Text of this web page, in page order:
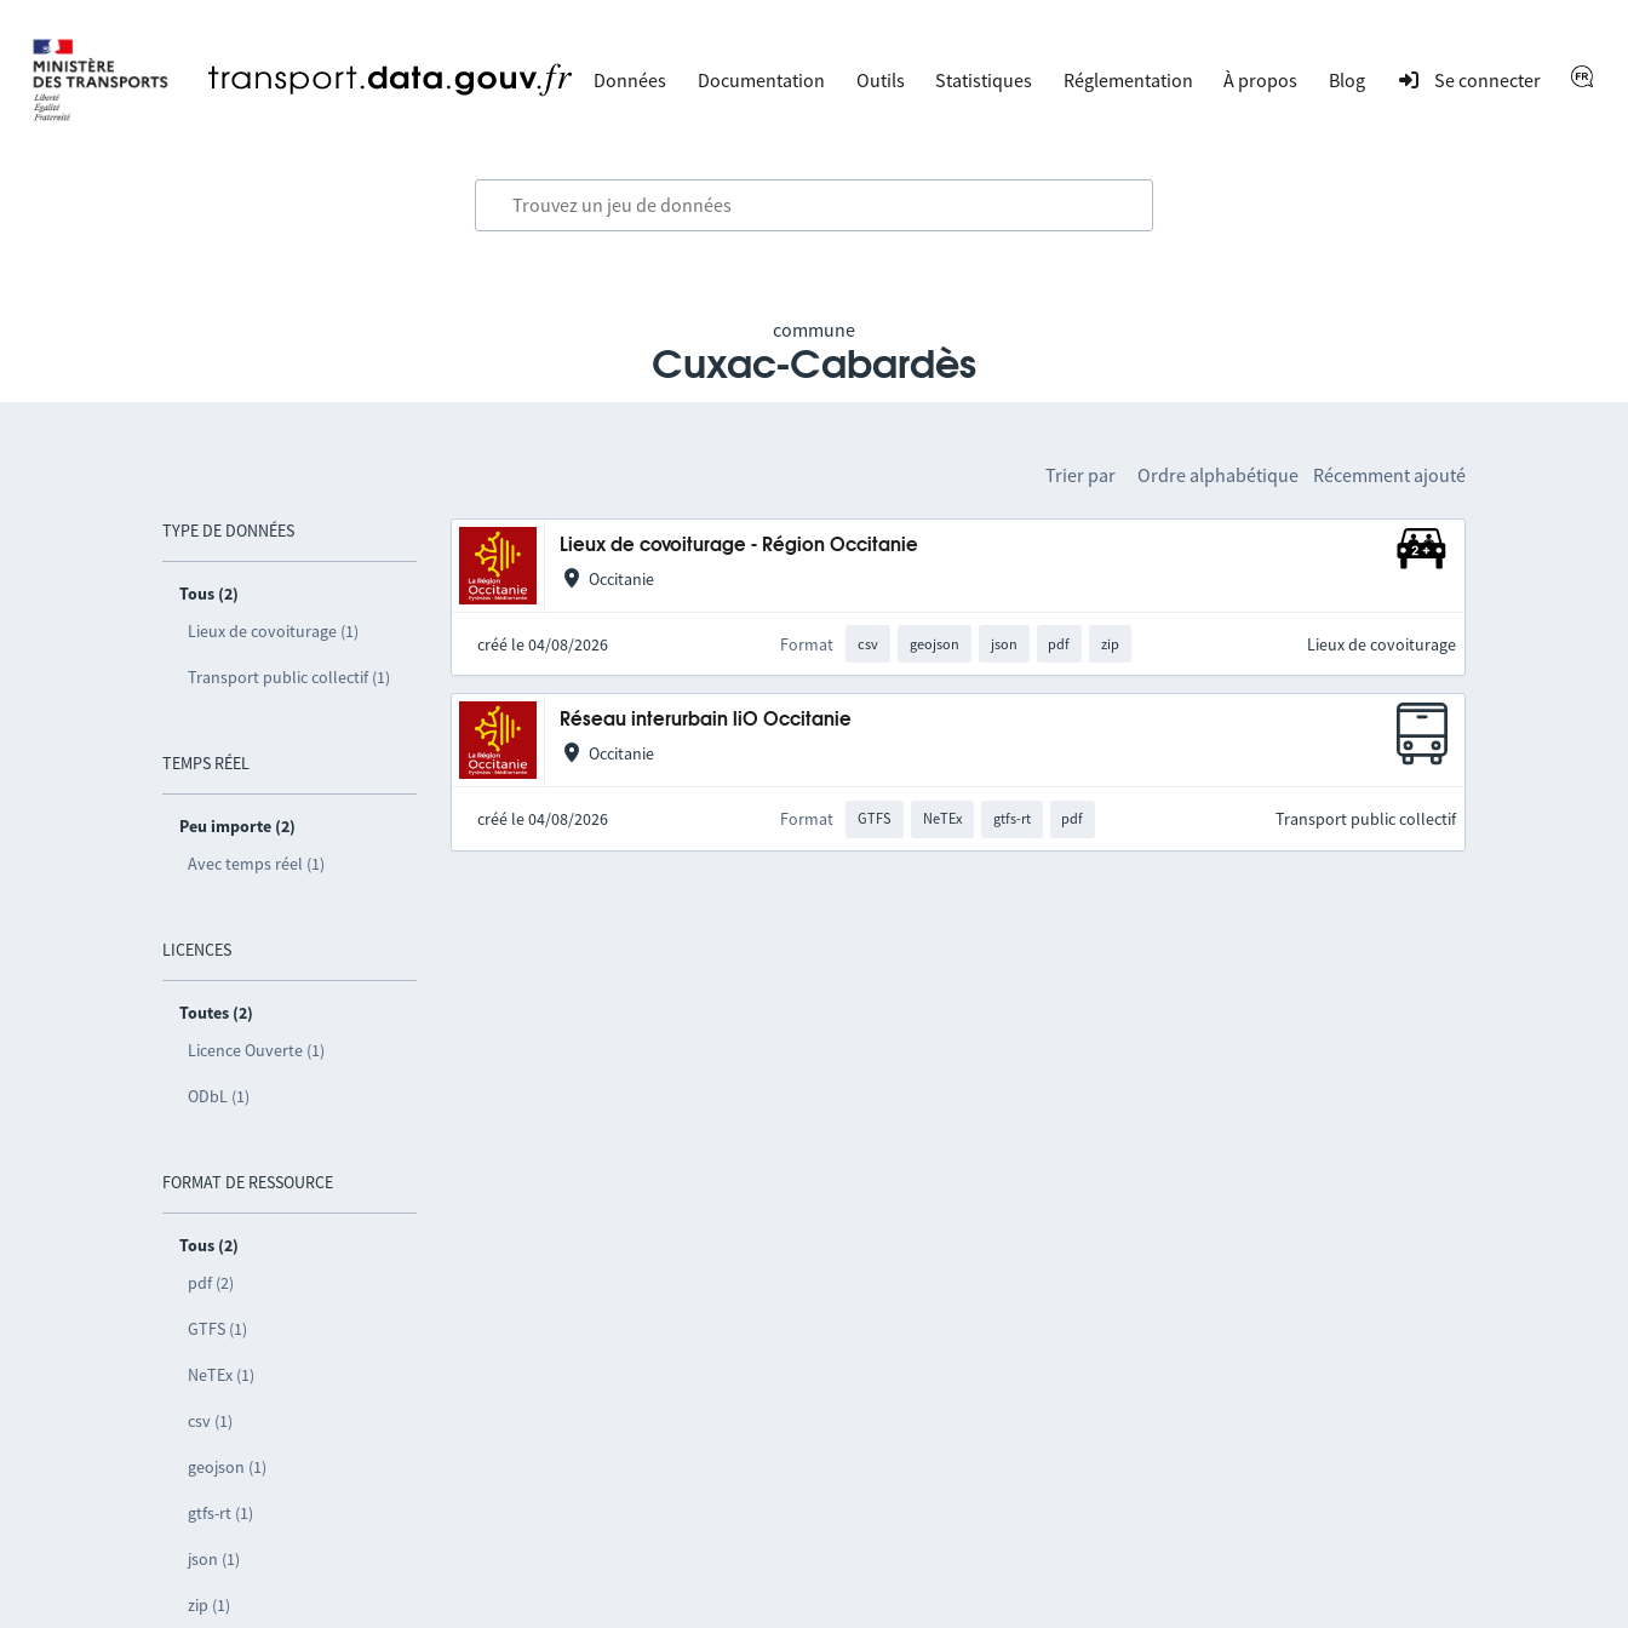
Données Documentation Outils Statistiques Réglementation À propos Blog Se connecter
commune
Cuxac-Cabardès
TYPE DE DONNÉES
Tous (2)
Lieux de covoiturage (1)
Transport public collectif (1)
TEMPS RÉEL
Peu importe (2)
Avec temps réel (1)
LICENCES
Toutes (2)
Licence Ouverte (1)
ODbL (1)
FORMAT DE RESSOURCE
Tous (2)
pdf (2)
GTFS (1)
NeTEx (1)
csv (1)
geojson (1)
gtfs-rt (1)
json (1)
zip (1)
Trier par Ordre alphabétique Récemment ajouté
Lieux de covoiturage - Région Occitanie
Occitanie
créé le 04/08/2026 Format csv geojson json pdf zip Lieux de covoiturage
Réseau interurbain liO Occitanie
Occitanie
créé le 04/08/2026 Format GTFS NeTEx gtfs-rt pdf Transport public collectif